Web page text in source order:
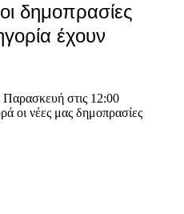
δημοπρασίες
έχουν
στις 12:00
οι νέες μας δημοπρασίες